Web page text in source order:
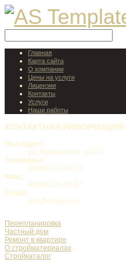
Главная
Карта сайта
О компании
Цены на услуги
Лицензии
Контакты
Услуги
Наши работы
КОНТАКТНАЯ ИНФОРМАЦИЯ:
Наш адрес:
ул. Коренастого, д.454
Телефоны:
8(499)031-50-57
Факс:
8(499)031-50-57
E-mail:
info@desrem.ru
Перепланировка
Частный дом
Ремонт в квартире
О стройматериалах
Стройкаталог